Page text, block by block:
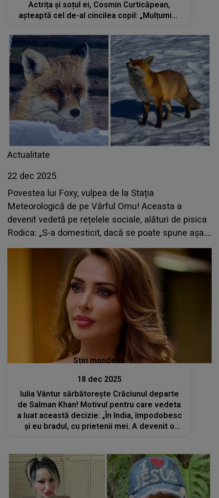
Actrița și soțul ei, Cosmin Curticăpean,
așteaptă cel de-al cincilea copil: „Mulțumim,
Actualitate
22 dec 2025
Povestea lui Foxy, vulpea de la Stația
Meteorologică de pe Vârful Omu! Aceasta a
devenit vedetă pe rețelele sociale, alături de pisica
Rodica: „S-a domesticit, dacă se poate spune așa.
E un suflet deosebit”
Stiri mondene
18 dec 2025
Iulia Vântur sărbătorește Crăciunul departe
de Salman Khan! Motivul pentru care vedeta
a luat această decizie: „În India, împodobesc
și eu bradul, cu prietenii mei. A devenit o